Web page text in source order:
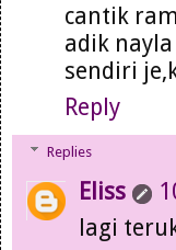
cantik
adik
sendiri
Reply
Replies
Eliss
lagi